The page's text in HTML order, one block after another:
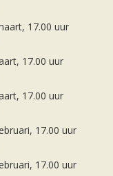
17.00 uur
17.00 uur
17.00 uur
17.00 uur
17.00 uur